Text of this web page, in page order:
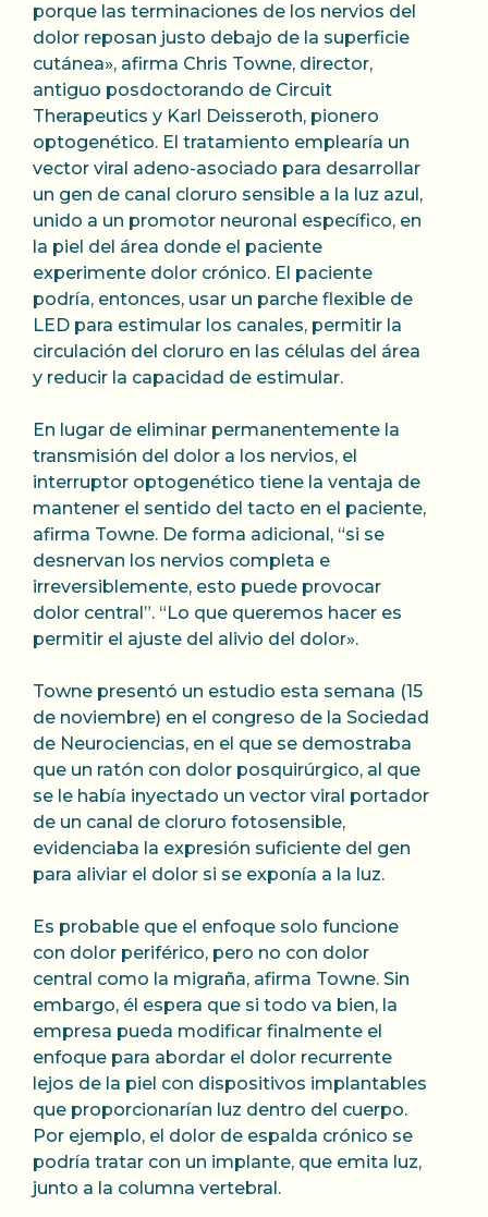
porque las terminaciones de los nervios del
dolor reposan justo debajo de la superficie
cutánea», afirma Chris Towne, director,
antiguo posdoctorando de Circuit
Therapeutics y Karl Deisseroth, pionero
optogenético. El tratamiento emplearía un
vector viral adeno-asociado para desarrollar
un gen de canal cloruro sensible a la luz azul,
unido a un promotor neuronal específico, en
la piel del área donde el paciente
experimente dolor crónico. El paciente
podría, entonces, usar un parche flexible de
LED para estimular los canales, permitir la
circulación del cloruro en las células del área
y reducir la capacidad de estimular.
En lugar de eliminar permanentemente la
transmisión del dolor a los nervios, el
interruptor optogenético tiene la ventaja de
mantener el sentido del tacto en el paciente,
afirma Towne. De forma adicional, “si se
desnervan los nervios completa e
irreversiblemente, esto puede provocar
dolor central”. “Lo que queremos hacer es
permitir el ajuste del alivio del dolor».
Towne presentó un estudio esta semana (15
de noviembre) en el congreso de la Sociedad
de Neurociencias, en el que se demostraba
que un ratón con dolor posquirúrgico, al que
se le había inyectado un vector viral portador
de un canal de cloruro fotosensible,
evidenciaba la expresión suficiente del gen
para aliviar el dolor si se exponía a la luz.
Es probable que el enfoque solo funcione
con dolor periférico, pero no con dolor
central como la migraña, afirma Towne. Sin
embargo, él espera que si todo va bien, la
empresa pueda modificar finalmente el
enfoque para abordar el dolor recurrente
lejos de la piel con dispositivos implantables
que proporcionarían luz dentro del cuerpo.
Por ejemplo, el dolor de espalda crónico se
podría tratar con un implante, que emita luz,
junto a la columna vertebral.